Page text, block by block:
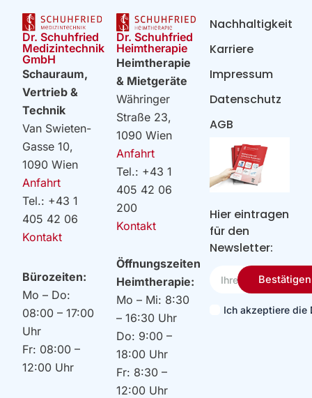
Dr. Schuhfried
Medizintechnik
GmbH
Schauraum,
Vertrieb &
Technik
Van Swieten-
Gasse 10,
1090 Wien
Anfahrt
Tel.: +43 1
405 42 06
Kontakt
Bürozeiten:
Mo – Do:
08:00 – 17:00
Uhr
Fr: 08:00 –
12:00 Uhr
Dr. Schuhfried
Heimtherapie
Heimtherapie
& Mietgeräte
Währinger
Straße 23,
1090 Wien
Anfahrt
Tel.: +43 1
405 42 06
200
Kontakt
Öffnungszeiten
Heimtherapie:
Mo – Mi: 8:30
– 16:30 Uhr
Do: 9:00 –
18:00 Uhr
Fr: 8:30 –
12:00 Uhr
Hier eintragen
für den
Newsletter:
Email
Ich akzeptiere die
Bestätigen
Nachhaltigkeit
Karriere
Impressum
Datenschutz
AGB